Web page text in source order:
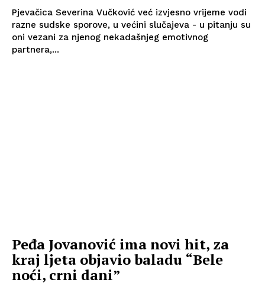
​Pjevačica Severina Vučković već izvjesno vrijeme vodi
razne sudske sporove, u većini slučajeva - u pitanju su
oni vezani za njenog nekadašnjeg emotivnog
partnera,...
Peđa Jovanović ima novi hit, za
kraj ljeta objavio baladu “Bele
noći, crni dani”